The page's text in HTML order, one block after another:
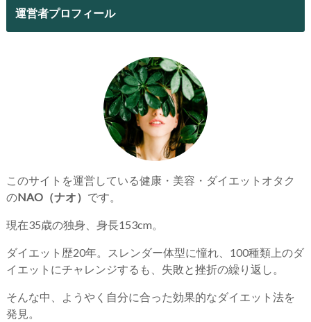
運営者プロフィール
このサイトを運営している健康・美容・ダイエットオタク
のNAO（ナオ） です。
現在35歳の独身、身長153cm。
ダイエット歴20年。スレンダー体型に憧れ、100種類上のダ
イエットにチャレンジするも、失敗と挫折の繰り返し。
そんな中、ようやく自分に合った効果的なダイエット法を
発見。